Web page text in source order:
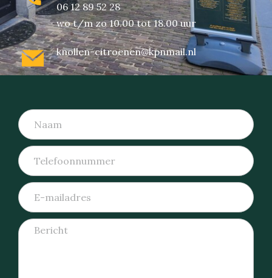
06 12 89 52 28
wo t/m zo 10.00 tot 18.00 uur
knollen-citroenen@kpnmail.nl